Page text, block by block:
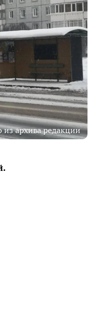
из архива редакции